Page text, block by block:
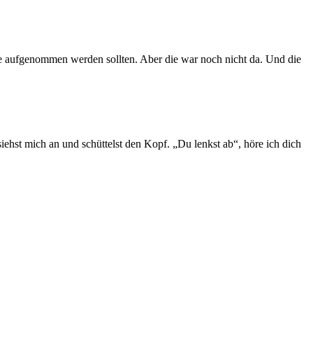
werden sollten. Aber die war noch nicht da. Und die
mich an und schüttelst den Kopf. „Du lenkst ab“, höre ich dich